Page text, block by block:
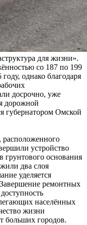
для жизни».
со 187 по 199
однако благодаря
досрочно, уже
дорожной
губернатором Омской
расположенного
устройство
грунтового основания
два слоя
уделяется
ремонтных
населённых
жизни
больших городов.